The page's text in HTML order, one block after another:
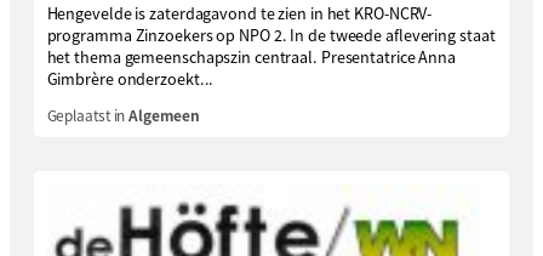
Hengevelde is zaterdagavond te zien in het KRO-NCRV-
programma Zinzoekers op NPO 2. In de tweede aflevering staat
het thema gemeenschapszin centraal. Presentatrice Anna
Gimbrère onderzoekt...
Geplaatst inAlgemeen